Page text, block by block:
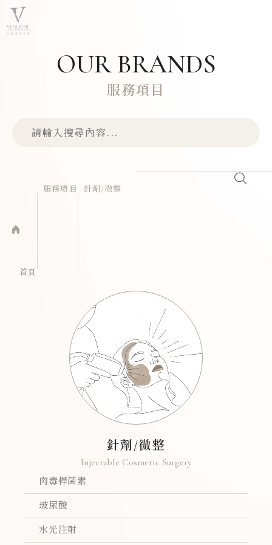
OUR BRANDS
服務項目
首頁
服務項目 針劑/微整
針劑/微整
Injectable Cosmetic Surgery
肉毒桿菌素
玻尿酸
水光注射